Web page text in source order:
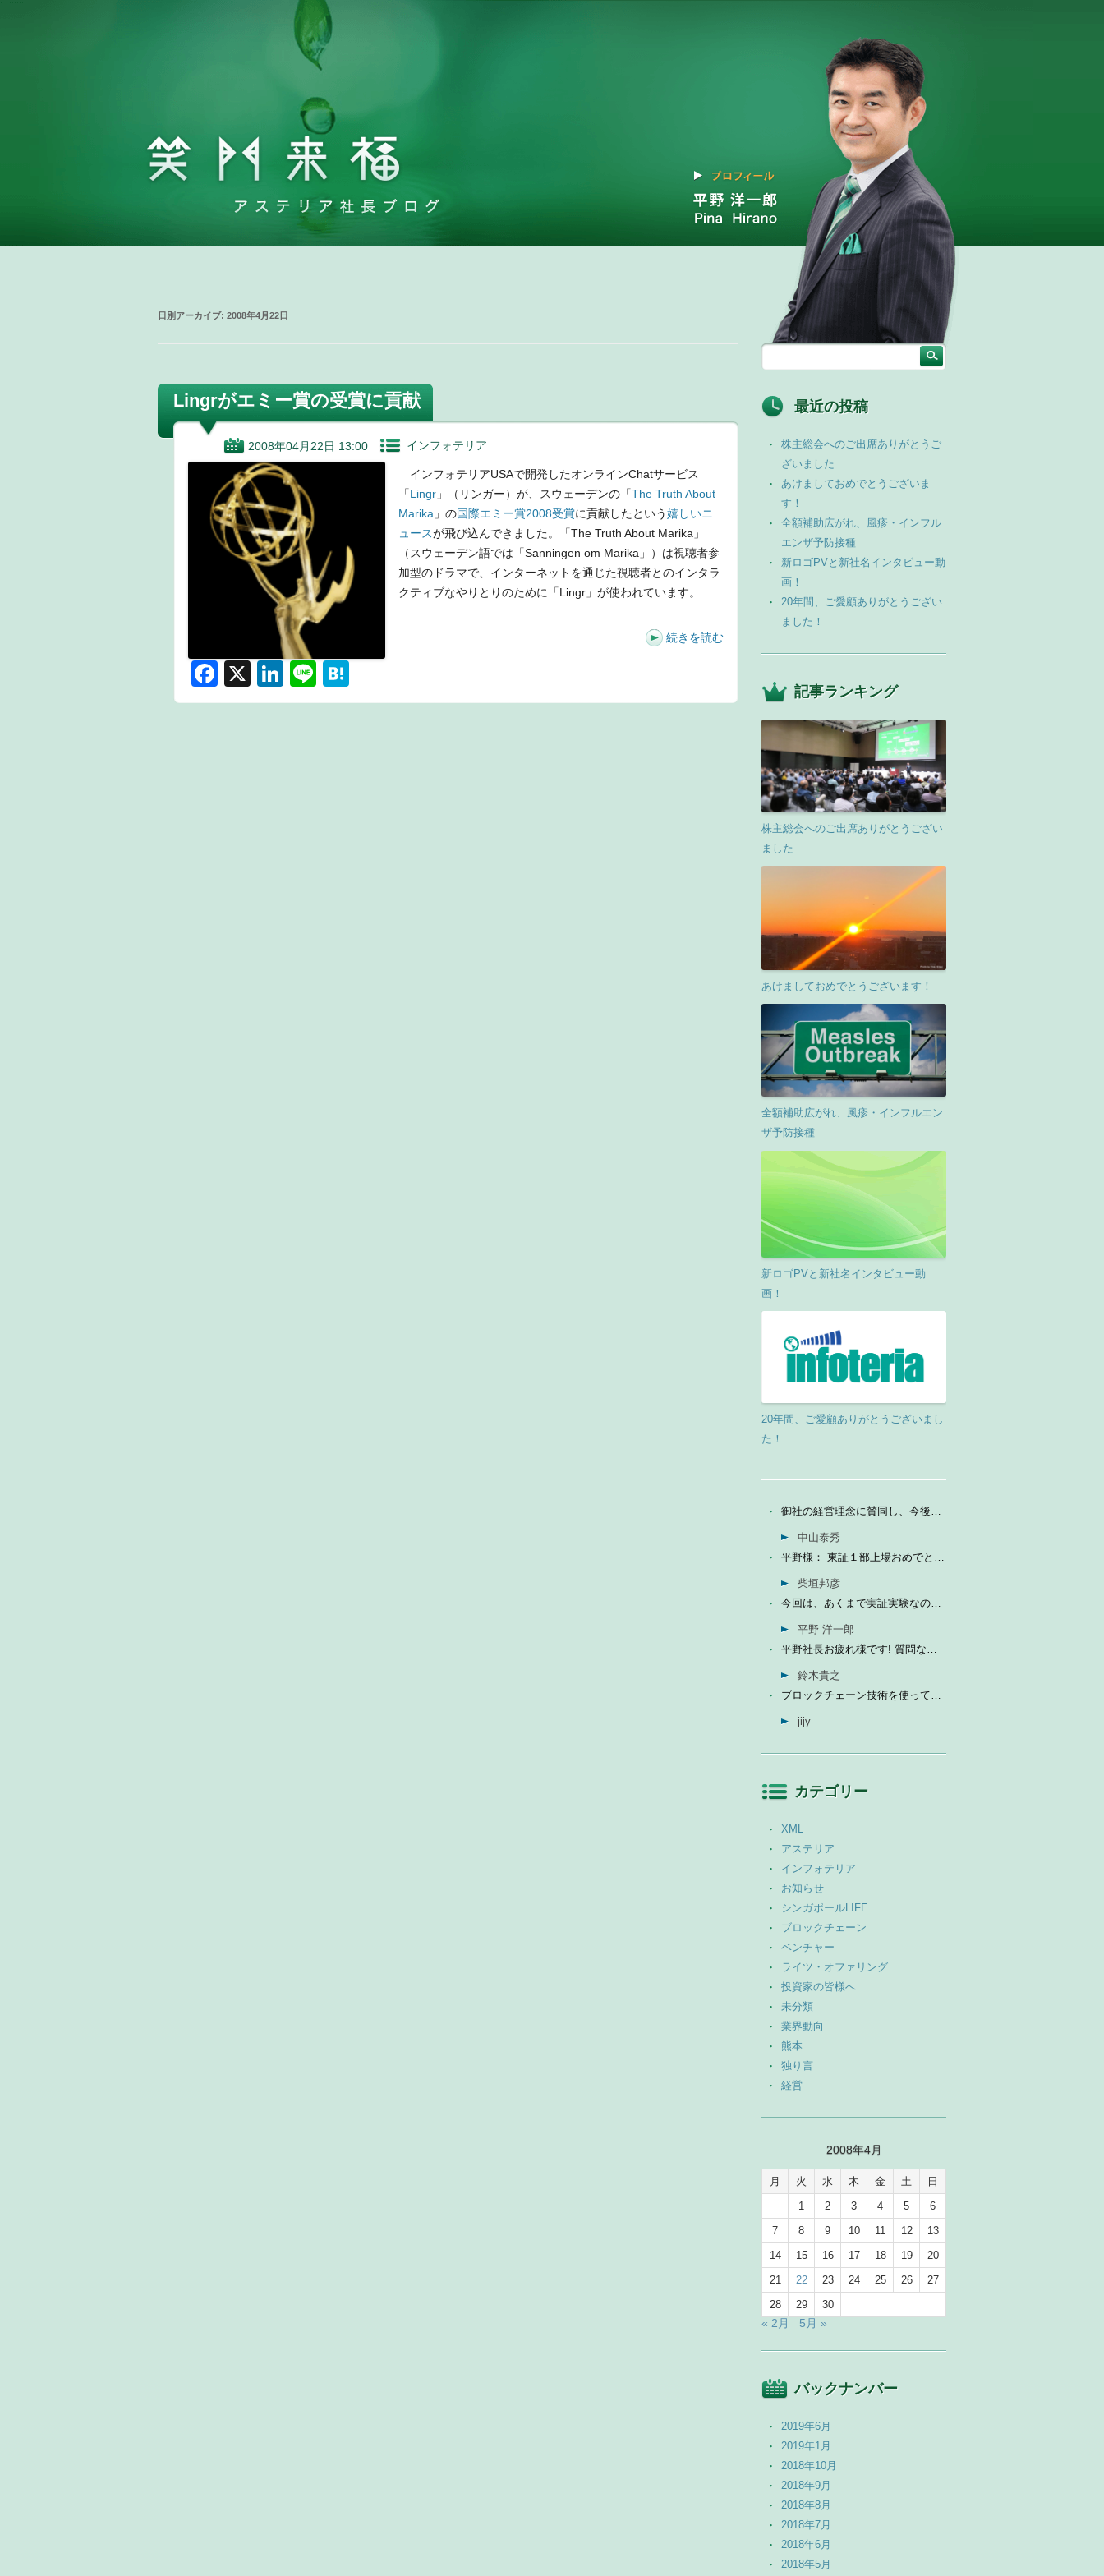
日別アーカイブ: 2008年4月22日
Lingrがエミー賞の受賞に貢献
2008年04月22日 13:00 インフォテリア
インフォテリアUSAで開発したオンラインChatサービス
「Lingr 」（リンガー）が、スウェーデンの「The Truth About
Marika 」の国際エミー賞2008受賞に貢献したという嬉しいニ
ュースが飛び込んできました。「The Truth About Marika」
（スウェーデン語では「Sanningen om Marika」）は視聴者参
加型のドラマで、インターネットを通じた視聴者とのインタラ
クティブなやりとりのために「Lingr」が使われています。
続きを読む
F
a
X
Li
n
Li
n
at
最近の投稿
株主総会へのご出席ありがとうご
ざいました
あけましておめでとうございま
す！
全額補助広がれ、風疹・インフル
エンザ予防接種
新ロゴPVと新社名インタビュー動
画！
20年間、ご愛顧ありがとうござい
ました！
記事ランキング
株主総会へのご出席ありがとうござい
ました
あけましておめでとうございます！
全額補助広がれ、風疹・インフルエン
ザ予防接種
新ロゴPVと新社名インタビュー動
画！
20年間、ご愛顧ありがとうございまし
た！
御社の経営理念に賛同し、今後の成長を期待して今日微量なが...
中山泰秀
平野様： 東証１部上場おめでとうございます。ひとえに平...
柴垣邦彦
今回は、あくまで実証実験なので、当社の売上に関しては未定...
平野 洋一郎
平野社長お疲れ様です! 質問なんですが、インフォテリアはソ...
鈴木貴之
ブロックチェーン技術を使って、現状それなりに触れる機会が...
jijy
カテゴリー
XML
アステリア
インフォテリア
お知らせ
シンガポールLIFE
ブロックチェーン
ベンチャー
ライツ・オファリング
投資家の皆様へ
未分類
業界動向
熊本
独り言
経営
2008年4月
月 火 水 木 金 土
日
1
2 3 4 5
6
7
8 9 10 11 12
13
14
15 16 17 18 19
20
21
22 23 24 25 26
27
28
29 30
« 2月 5月 »
バックナンバー
2019年6月
2019年1月
2018年10月
2018年9月
2018年8月
2018年7月
2018年6月
2018年5月